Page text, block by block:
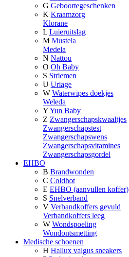
G Geboortegeschenken
K Kraamzorg
Klorane
L Luieruitslag
M Mustela
Medela
N Nattou
O Oh Baby
S Striemen
U Uriage
W Waterwipes doekjes
Weleda
YYun Baby
Z Zwangerschapskwaaltjes
Zwangerschapstest
Zwangerschapswens
Zwangerschapsvitamines
Zwangerschapsgordel
EHBO
B Brandwonden
C Coldhot
E EHBO (aanvullen koffer)
S Snelverband
V Verbandkoffers gevuld
Verbandkoffers leeg
W Wondspoeling
Wondontsmetting
Medische schoenen
H Hallux valgus sneakers